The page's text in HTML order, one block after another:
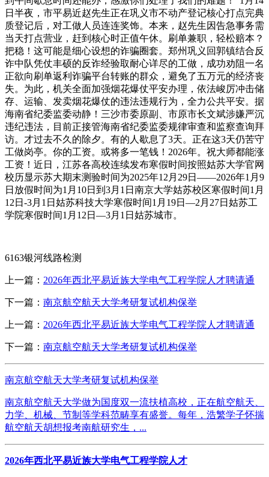
日半夜，市平易近赵先生正在巩义市不动产登记核心打点完典
质登记后，对工做人员连连奖饰。本来，赵先生因告急事务需
当天打点营业，赶到核心时正值午休。刷单兼职，轻松赔本？
把稳！这可能是细心设想的诈骗圈套。郑州巩义回郭镇结合反
诈中队凭仗丰硕的反诈经验取耐心详尽的工做，成功劝阻一名
正欲向刷单返利诈骗平台转账的群众，避免了五万元的经济丧
失。为此，机关全面加强烟花爆仗平安办理，依法峻厉冲击储
存、运输、发卖烟花爆仗的违法违规行为，全力公共平安。据
海南省纪委监委动静！三沙市委原副、市原市长文斌涉嫌严沉
违纪违法，目前正接管海南省纪委监委规律审查和监察查询拜
访。才过去不久的除夕。有的人歇息了3天。正在这3天仍苦守
工做岗亭。你的工资。或将多一笔钱！2026年。祝大师都能涨
工资！近日，江苏各高校连续发布寒假时间按照姑苏大学官网
校历显示苏大期末测验时间为2025年12月29日——2026年1月9
日放假时间为1月10日到3月1日南京大学姑苏校区寒假时间1月
12日-3月1日姑苏科技大学寒假时间1月19日—2月27日姑苏工
学院寒假时间1月12日—3月1日姑苏城市。
6163银河线路检测
上一篇： 2026年西北平易近族大学电气工程学院人才聘请通
下一篇： 南京航空航天大学考研复试机构保举
上一篇： 2026年西北平易近族大学电气工程学院人才聘请通
下一篇： 南京航空航天大学考研复试机构保举
南京航空航天大学考研复试机构保举
南京航空航天大学做为国度双一流扶植高校，正在航空航天、
力学、机械、节制等学科范畴享有盛誉。每年，浩繁学子怀揣
航空航天胡想报考南航研究生，...
2026年西北平易近族大学电气工程学院人才